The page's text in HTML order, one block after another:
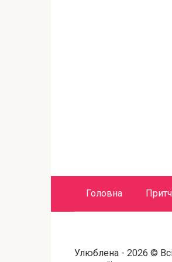
Головна
Улюблена - 2026 © Всі